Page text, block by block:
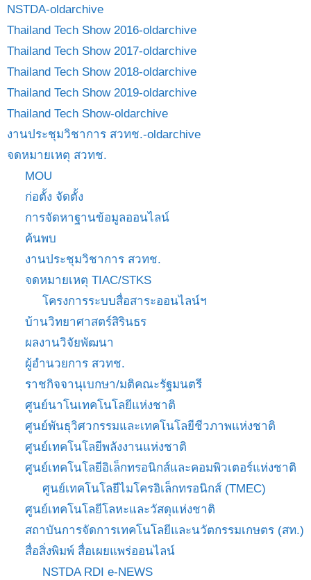
NSTDA-oldarchive
Thailand Tech Show 2016-oldarchive
Thailand Tech Show 2017-oldarchive
Thailand Tech Show 2018-oldarchive
Thailand Tech Show 2019-oldarchive
Thailand Tech Show-oldarchive
งานประชุมวิชาการ สวทช.-oldarchive
จดหมายเหตุ สวทช.
MOU
ก่อตั้ง จัดตั้ง
การจัดหาฐานข้อมูลออนไลน์
ค้นพบ
งานประชุมวิชาการ สวทช.
จดหมายเหตุ TIAC/STKS
โครงการระบบสื่อสาระออนไลน์ฯ
บ้านวิทยาศาสตร์สิรินธร
ผลงานวิจัยพัฒนา
ผู้อำนวยการ สวทช.
ราชกิจจานุเบกษา/มติคณะรัฐมนตรี
ศูนย์นาโนเทคโนโลยีแห่งชาติ
ศูนย์พันธุวิศวกรรมและเทคโนโลยีชีวภาพแห่งชาติ
ศูนย์เทคโนโลยีพลังงานแห่งชาติ
ศูนย์เทคโนโลยีอิเล็กทรอนิกส์และคอมพิวเตอร์แห่งชาติ
ศูนย์เทคโนโลยีไมโครอิเล็กทรอนิกส์ (TMEC)
ศูนย์เทคโนโลยีโลหะและวัสดุแห่งชาติ
สถาบันการจัดการเทคโนโลยีและนวัตกรรมเกษตร (สท.)
สื่อสิ่งพิมพ์ สื่อเผยแพร่ออนไลน์
NSTDA RDI e-NEWS